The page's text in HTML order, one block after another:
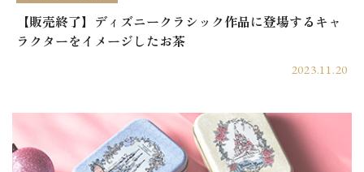
【販売終了】ディズニークラシック作品に登場するキャ
ラクターをイメージしたお茶
2023.11.20